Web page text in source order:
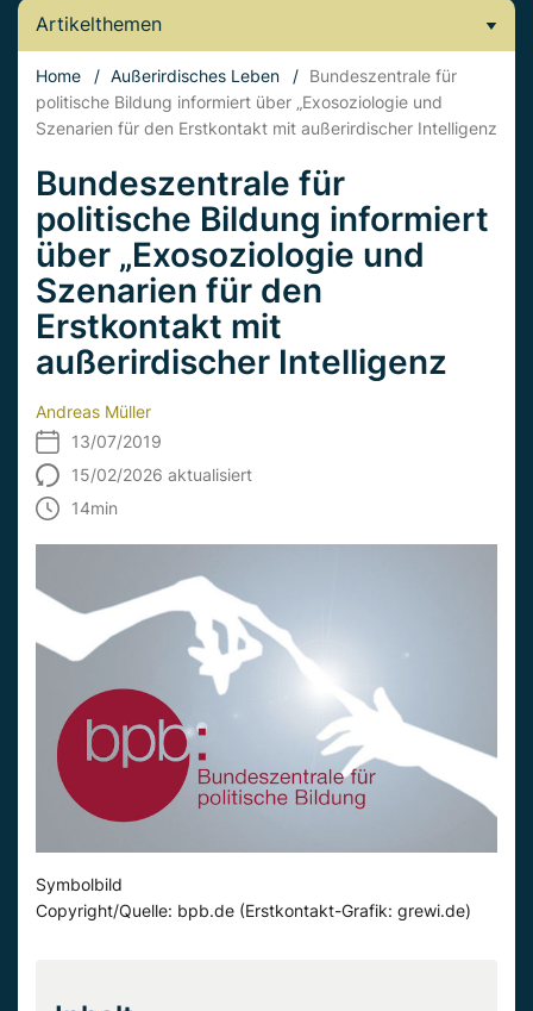
Artikelthemen
Home / Außerirdisches Leben / Bundeszentrale für
politische Bildung informiert über „Exosoziologie und
Szenarien für den Erstkontakt mit außerirdischer Intelligenz
Bundeszentrale für
politische Bildung informiert
über „Exosoziologie und
Szenarien für den
Erstkontakt mit
außerirdischer Intelligenz
Andreas Müller
13/07/2019
15/02/2026 aktualisiert
14min
Symbolbild
Copyright/Quelle: bpb.de (Erstkontakt-Grafik: grewi.de)